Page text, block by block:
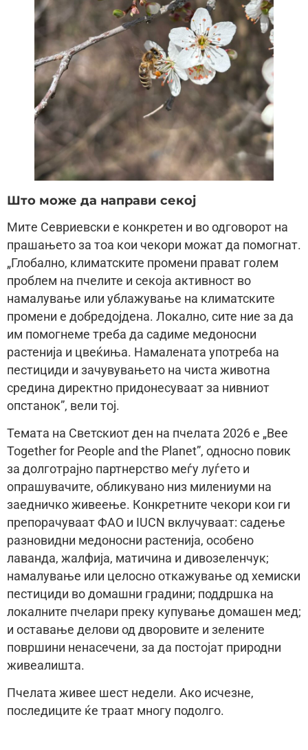
Што може да направи секој
Митe Севриевски е конкретен и во одговорот на
прашањето за тоа кои чекори можат да помогнат.
„Глобално, климатските промени прават голем
проблем на пчелите и секоја активност во
намалување или ублажување на климатските
промени е добредојдена. Локално, сите ние за да
им помогнеме треба да садиме медоносни
растенија и цвеќиња. Намалената употреба на
пестициди и зачувувањето на чиста животна
средина директно придонесуваат за нивниот
опстанок”, вели тој.
Темата на Светскиот ден на пчелата 2026 е „Bee
Together for People and the Planet”, односно повик
за долготрајно партнерство меѓу луѓето и
опрашувачите, обликувано низ милениуми на
заедничко живеење. Конкретните чекори кои ги
препорачуваат ФАО и IUCN вклучуваат: садење
разновидни медоносни растенија, особено
лаванда, жалфија, матичина и дивозеленчук;
намалување или целосно откажување од хемиски
пестициди во домашни градини; поддршка на
локалните пчелари преку купување домашен мед;
и оставање делови од дворовите и зелените
површини ненасечени, за да постојат природни
живеалишта.
Пчелата живее шест недели. Ако исчезне,
последиците ќе траат многу подолго.